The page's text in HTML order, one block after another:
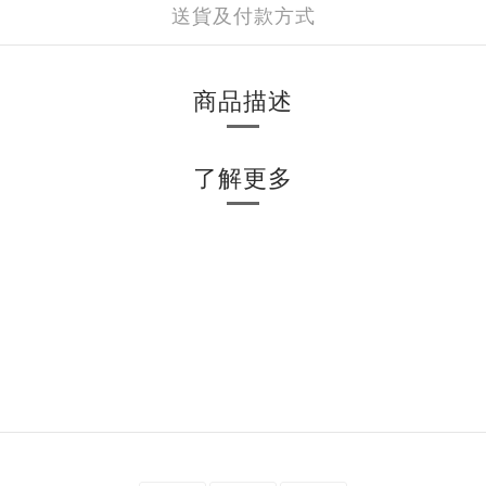
送貨及付款方式
商品描述
了解更多